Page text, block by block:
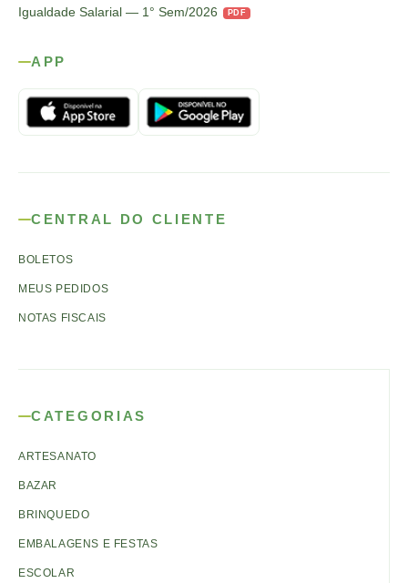
Igualdade Salarial — 1° Sem/2026
PDF
APP
CENTRAL DO CLIENTE
BOLETOS
MEUS PEDIDOS
NOTAS FISCAIS
CATEGORIAS
ARTESANATO
BAZAR
BRINQUEDO
EMBALAGENS E FESTAS
ESCOLAR